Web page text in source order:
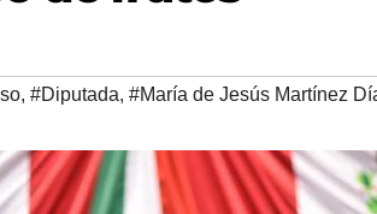
, #Diputada, #María de Jesús Martínez